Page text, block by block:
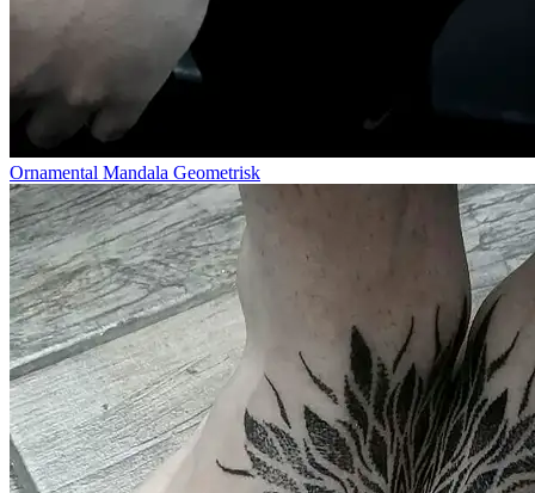
Ornamental Mandala Geometrisk